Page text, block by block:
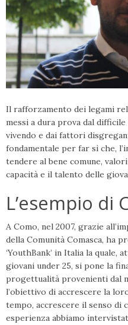
Il rafforzamento dei legami
messi a dura prova dal
vivendo e dai fattori
fondamentale per far sì che,
tendere al bene comune,
capacità e il talento delle
L’esempio di
A Como, nel 2007, grazie
della Comunità Comasca, ha
‘YouthBank’ in Italia la
giovani under 25, si pone la
progettualità provenienti dal
l’obiettivo di accrescere la
tempo, accrescere il senso di
esperienza abbiamo